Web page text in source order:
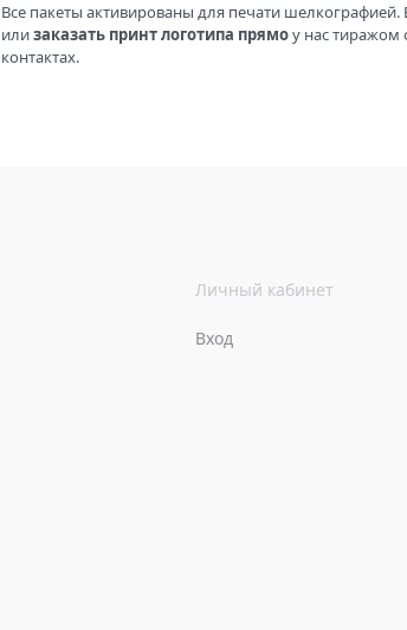
Все пакеты активированы для печати
илизаказать принт логотипа прямоу нас тиражом
контактах.
Личный кабинет
Вход